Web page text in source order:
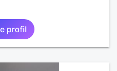
profil